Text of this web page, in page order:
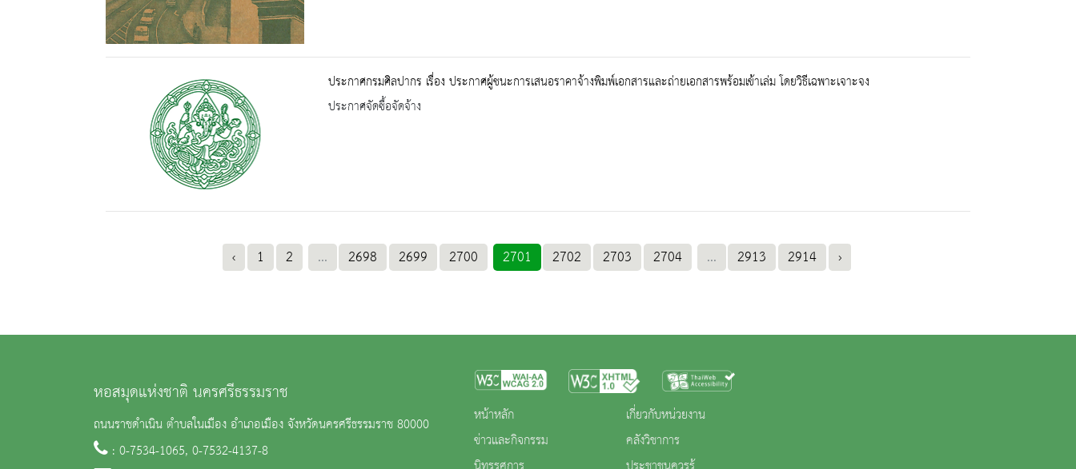
ประกาศกรมศิลปากร เรื่อง ประกาศผู้ชนะการเสนอราคาจ้างพิมพ์เอกสารและถ่ายเอกสารพร้อมเข้าเล่ม โดยวิธีเฉพาะเจาะจง
ประกาศจัดซื้อจัดจ้าง
‹ 1 2 ... 2698 2699 2700 2701 2702 2703 2704 ... 2913 2914 ›
หอสมุดแห่งชาติ นครศรีธรรมราช
ถนนราชดำเนิน ตำบลในเมือง อำเภอเมือง จังหวัดนครศรีธรรมราช 80000
: 0-7534-1065, 0-7532-4137-8
หน้าหลัก
ข่าวและกิจกรรม
เกี่ยวกับหน่วยงาน
คลังวิชาการ